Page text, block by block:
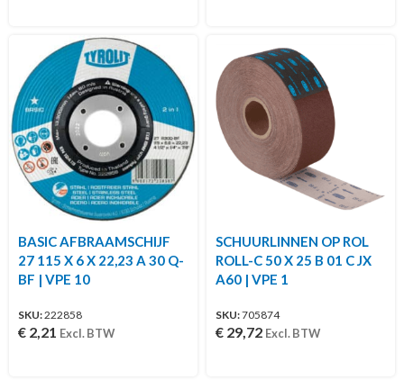
BASIC AFBRAAMSCHIJF
27 115 X 6 X 22,23 A 30 Q-
BF | VPE 10
SKU:222858
€ 2,21 Excl. BTW
SCHUURLINNEN OP ROL
ROLL-C 50 X 25 B 01 C JX
A60 | VPE 1
SKU:705874
€ 29,72 Excl. BTW